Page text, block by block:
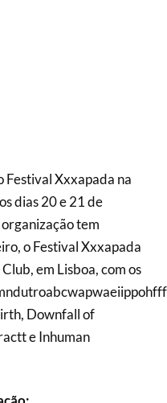
Festival Xxxapada na
dias 20 e 21 de
tem
o Festival Xxxapada
em Lisboa, com os
Downfall of
e Inhuman